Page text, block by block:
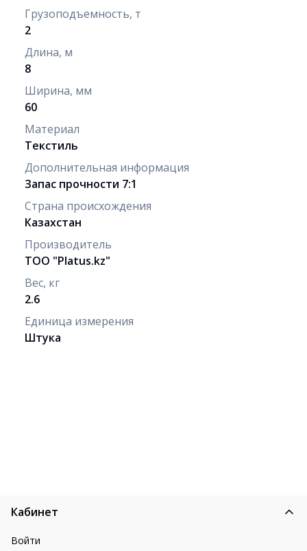
Грузоподъемность, т
2
Длина, м
8
Ширина, мм
60
Материал
Текстиль
Дополнительная информация
Запас прочности 7:1
Страна происхождения
Казахстан
Производитель
ТОО "Рlatus.kz"
Вес, кг
2.6
Единица измерения
Штука
Кабинет
Войти